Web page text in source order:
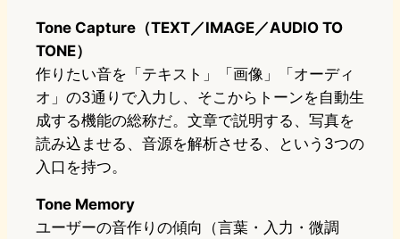
Tone Capture（TEXT／IMAGE／AUDIO TO
TONE）
作りたい音を「テキスト」「画像」「オーディ
オ」の3通りで入力し、そこからトーンを自動生
成する機能の総称だ。文章で説明する、写真を
読み込ませる、音源を解析させる、という3つの
入口を持つ。
Tone Memory
ユーザーの音作りの傾向（言葉・入力・微調